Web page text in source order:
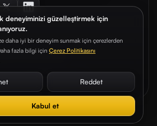
deneyiminizi güzelleştirmek için
daha iyi bir deneyim sunmak için çerezlerden
fazla bilgi için Çerez Politikasını
Reddet
Kabul et
Tüm hakları saklıdır.
Metni Gizlilik Sözleşmesi